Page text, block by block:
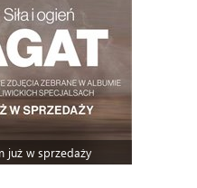
już w sprzedaży